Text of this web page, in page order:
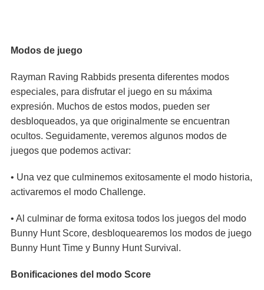
Modos de juego
Rayman Raving Rabbids presenta diferentes modos
especiales, para disfrutar el juego en su máxima
expresión. Muchos de estos modos, pueden ser
desbloqueados, ya que originalmente se encuentran
ocultos. Seguidamente, veremos algunos modos de
juegos que podemos activar:
• Una vez que culminemos exitosamente el modo historia,
activaremos el modo Challenge.
• Al culminar de forma exitosa todos los juegos del modo
Bunny Hunt Score, desbloquearemos los modos de juego
Bunny Hunt Time y Bunny Hunt Survival.
Bonificaciones del modo Score